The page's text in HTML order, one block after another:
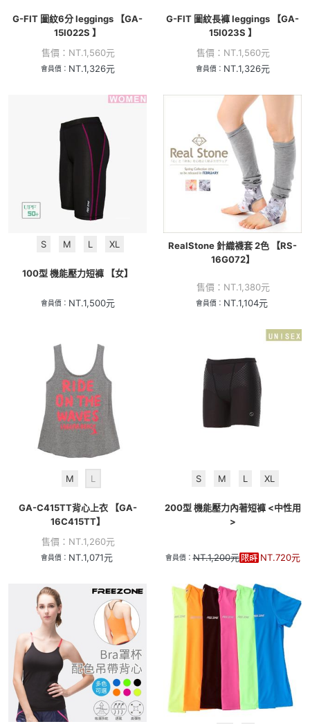
G-FIT 圖紋6分 leggings 【GA-
15I022S 】
售價： NT.1,560元
會員價： NT.1,326元
G-FIT 圖紋長褲 leggings 【GA-
15I023S 】
售價： NT.1,560元
會員價： NT.1,326元
S M L XL
100型 機能壓力短褲 【女】
會員價： NT.1,500元
RealStone 針織襪套 2色 【RS-
16G072】
售價： NT.1,380元
會員價： NT.1,104元
M L
GA-C415TT背心上衣 【GA-
16C415TT】
售價： NT.1,260元
會員價： NT.1,071元
S M L XL
200型 機能壓力內著短褲 <中性用
>
會員價：NT.1,200元 NT.720元